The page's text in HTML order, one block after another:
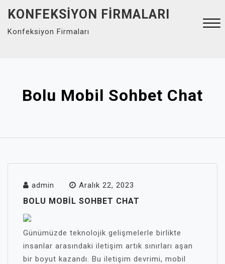
content
KONFEKSIYON FIRMALARI
Konfeksiyon Firmaları
Bolu Mobil Sohbet Chat
admin Aralık 22, 2023
BOLU MOBIL SOHBET CHAT
Günümüzde teknolojik gelişmelerle birlikte
insanlar arasındaki iletişim artık sınırları aşan
bir boyut kazandı. Bu iletişim devrimi, mobil